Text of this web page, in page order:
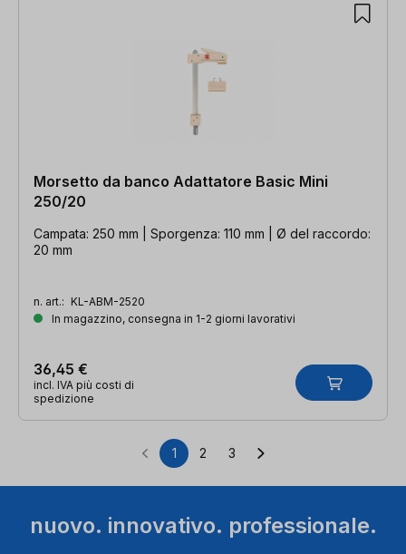
Morsetto da banco Adattatore Basic Mini
250/20
Campata: 250 mm | Sporgenza: 110 mm | Ø del raccordo:
20 mm
n. art.: KL-ABM-2520
In magazzino, consegna in 1-2 giorni lavorativi
36,45 €
incl. IVA più costi di
spedizione
Pagina
1 Pagina
2 Pagina
3
nuovo. innovativo. professionale.